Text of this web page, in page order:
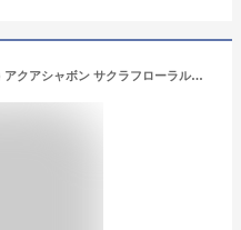
AQUA SAVON(アクアシャボン) アクアシャボン サクラフローラルの香り19S オードトワレ 80mL